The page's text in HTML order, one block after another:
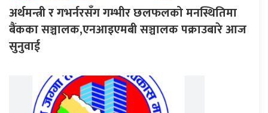
अर्थमन्त्री र गभर्नरसँग गम्भीर छलफलको मनस्थितिमा
बैंकका सञ्चालक,एनआइएमबी सञ्चालक पक्राउबारे आज
सुनुवाई